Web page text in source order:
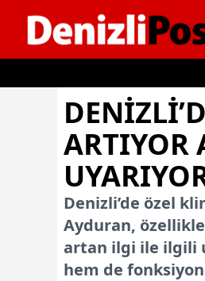
İçeriğe geç
ARTIYOR
Denizli’de özel
Ayduran,
artan ilgi ile ilgili
hem de